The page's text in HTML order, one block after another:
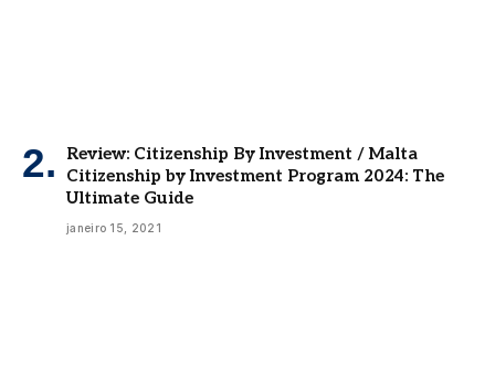
Review: Citizenship By Investment / Malta
Citizenship by Investment Program 2024: The
Ultimate Guide
janeiro 15, 2021